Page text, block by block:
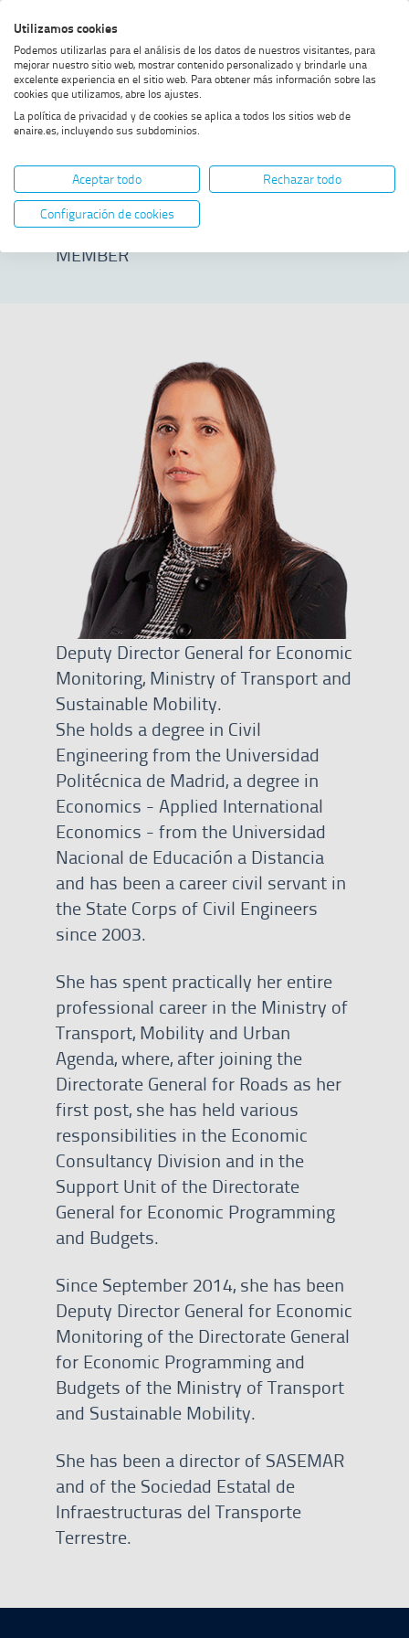
to
menu
to
content
to
footer
high
contrast
Home SHOW BREADCRUMB TRAIL OPTIONS
Cristina Tello Blasco
Cristina Tello
Blasco
MEMBER
Deputy Director General for Economic
Monitoring, Ministry of Transport and
Sustainable Mobility.
She holds a degree in Civil
Engineering from the Universidad
Politécnica de Madrid, a degree in
Economics - Applied International
Economics - from the Universidad
Nacional de Educación a Distancia
and has been a career civil servant in
the State Corps of Civil Engineers
since 2003.
She has spent practically her entire
professional career in the Ministry of
Transport, Mobility and Urban
Agenda, where, after joining the
Directorate General for Roads as her
first post, she has held various
responsibilities in the Economic
Consultancy Division and in the
Support Unit of the Directorate
General for Economic Programming
and Budgets.
Since September 2014, she has been
Deputy Director General for Economic
Monitoring of the Directorate General
for Economic Programming and
Budgets of the Ministry of Transport
and Sustainable Mobility.
She has been a director of SASEMAR
and of the Sociedad Estatal de
Infraestructuras del Transporte
Terrestre.
Utilizamos cookies
Podemos utilizarlas para el análisis de los datos de nuestros visitantes, para
mejorar nuestro sitio web, mostrar contenido personalizado y brindarle una
excelente experiencia en el sitio web. Para obtener más información sobre las
cookies que utilizamos, abre los ajustes.
La política de privacidad y de cookies se aplica a todos los sitios web de
enaire.es, incluyendo sus subdominios.
Aceptar todo
Rechazar todo
Configuración de cookies